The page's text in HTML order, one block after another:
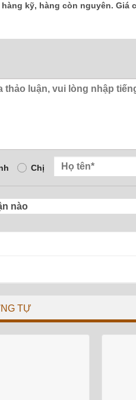
kỹ, hàng còn nguyên. Giá
Chị
nào
TỰ